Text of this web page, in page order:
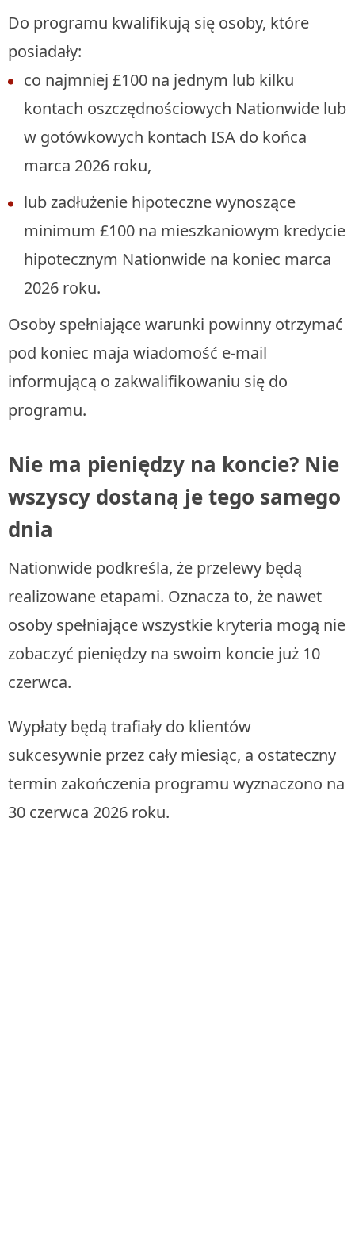
Do programu kwalifikują się osoby, które
posiadały:
co najmniej £100 na jednym lub kilku
kontach oszczędnościowych Nationwide lub
w gotówkowych kontach ISA do końca
marca 2026 roku,
lub zadłużenie hipoteczne wynoszące
minimum £100 na mieszkaniowym kredycie
hipotecznym Nationwide na koniec marca
2026 roku.
Osoby spełniające warunki powinny otrzymać
pod koniec maja wiadomość e-mail
informującą o zakwalifikowaniu się do
programu.
Nie ma pieniędzy na koncie? Nie
wszyscy dostaną je tego samego
dnia
Nationwide podkreśla, że przelewy będą
realizowane etapami. Oznacza to, że nawet
osoby spełniające wszystkie kryteria mogą nie
zobaczyć pieniędzy na swoim koncie już 10
czerwca.
Wypłaty będą trafiały do klientów
sukcesywnie przez cały miesiąc, a ostateczny
termin zakończenia programu wyznaczono na
30 czerwca 2026 roku.